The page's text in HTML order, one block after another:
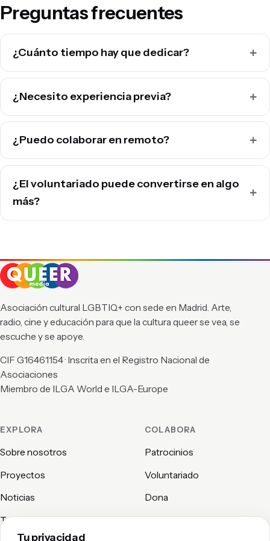
Preguntas frecuentes
¿Cuánto tiempo hay que dedicar?
¿Necesito experiencia previa?
¿Puedo colaborar en remoto?
¿El voluntariado puede convertirse en algo
más?
Asociación cultural LGBTIQ+ con sede en Madrid. Arte,
radio, cine y educación para que la cultura queer se vea, se
escuche y se apoye.
CIF G16461154 · Inscrita en el Registro Nacional de
Asociaciones
Miembro de ILGA World e ILGA-Europe
EXPLORA
Sobre nosotros
Proyectos
Noticias
Transparencia
COLABORA
Patrocinios
Voluntariado
Dona
Contacto
Tu privacidad